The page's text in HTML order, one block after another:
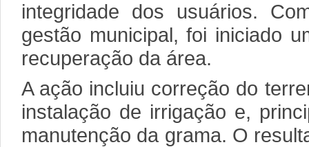
integridade dos usuários.
gestão municipal, foi iniciado
recuperação da área.
A ação incluiu correção do
instalação de irrigação e,
manutenção da grama. O